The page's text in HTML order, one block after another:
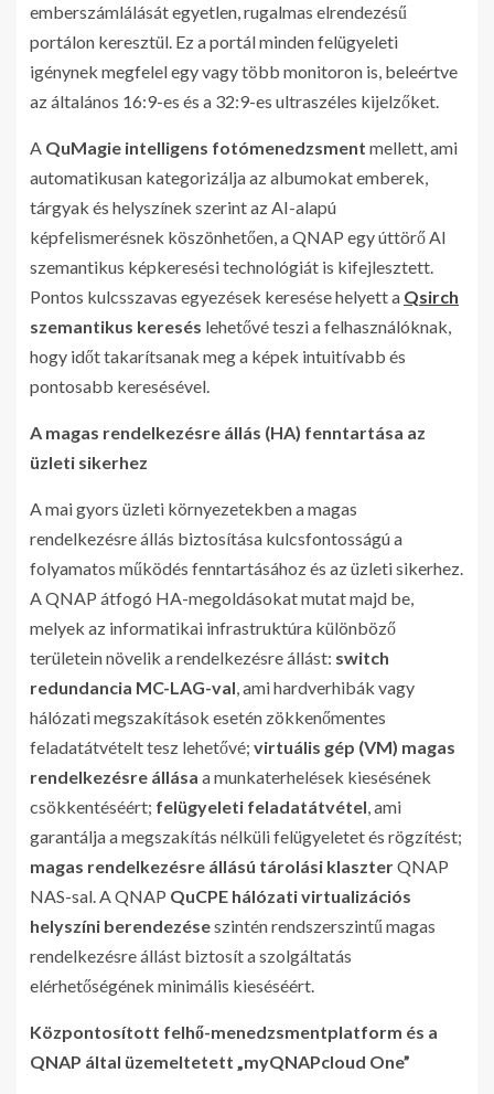
emberszámlálását egyetlen, rugalmas elrendezésű
portálon keresztül. Ez a portál minden felügyeleti
igénynek megfelel egy vagy több monitoron is, beleértve
az általános 16:9-es és a 32:9-es ultraszéles kijelzőket.
A QuMagie intelligens fotómenedzsment mellett, ami
automatikusan kategorizálja az albumokat emberek,
tárgyak és helyszínek szerint az AI-alapú
képfelismerésnek köszönhetően, a QNAP egy úttörő AI
szemantikus képkeresési technológiát is kifejlesztett.
Pontos kulcsszavas egyezések keresése helyett a Qsirch
szemantikus keresés lehetővé teszi a felhasználóknak,
hogy időt takarítsanak meg a képek intuitívabb és
pontosabb keresésével.
A magas rendelkezésre állás (HA) fenntartása az
üzleti sikerhez
A mai gyors üzleti környezetekben a magas
rendelkezésre állás biztosítása kulcsfontosságú a
folyamatos működés fenntartásához és az üzleti sikerhez.
A QNAP átfogó HA-megoldásokat mutat majd be,
melyek az informatikai infrastruktúra különböző
területein növelik a rendelkezésre állást: switch
redundancia MC-LAG-val, ami hardverhibák vagy
hálózati megszakítások esetén zökkenőmentes
feladatátvételt tesz lehetővé; virtuális gép (VM) magas
rendelkezésre állása a munkaterhelések kiesésének
csökkentéséért; felügyeleti feladatátvétel, ami
garantálja a megszakítás nélküli felügyeletet és rögzítést;
magas rendelkezésre állású tárolási klaszterQNAP
NAS-sal. A QNAP QuCPE hálózati virtualizációs
helyszíni berendezéseszintén rendszerszintű magas
rendelkezésre állást biztosít a szolgáltatás
elérhetőségének minimális kieséséért.
Központosított felhő-menedzsmentplatform és a
QNAP által üzemeltetett „myQNAPcloud One”